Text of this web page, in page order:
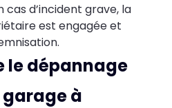
cas d’incident grave, la
est engagée et
le dépannage
garage à